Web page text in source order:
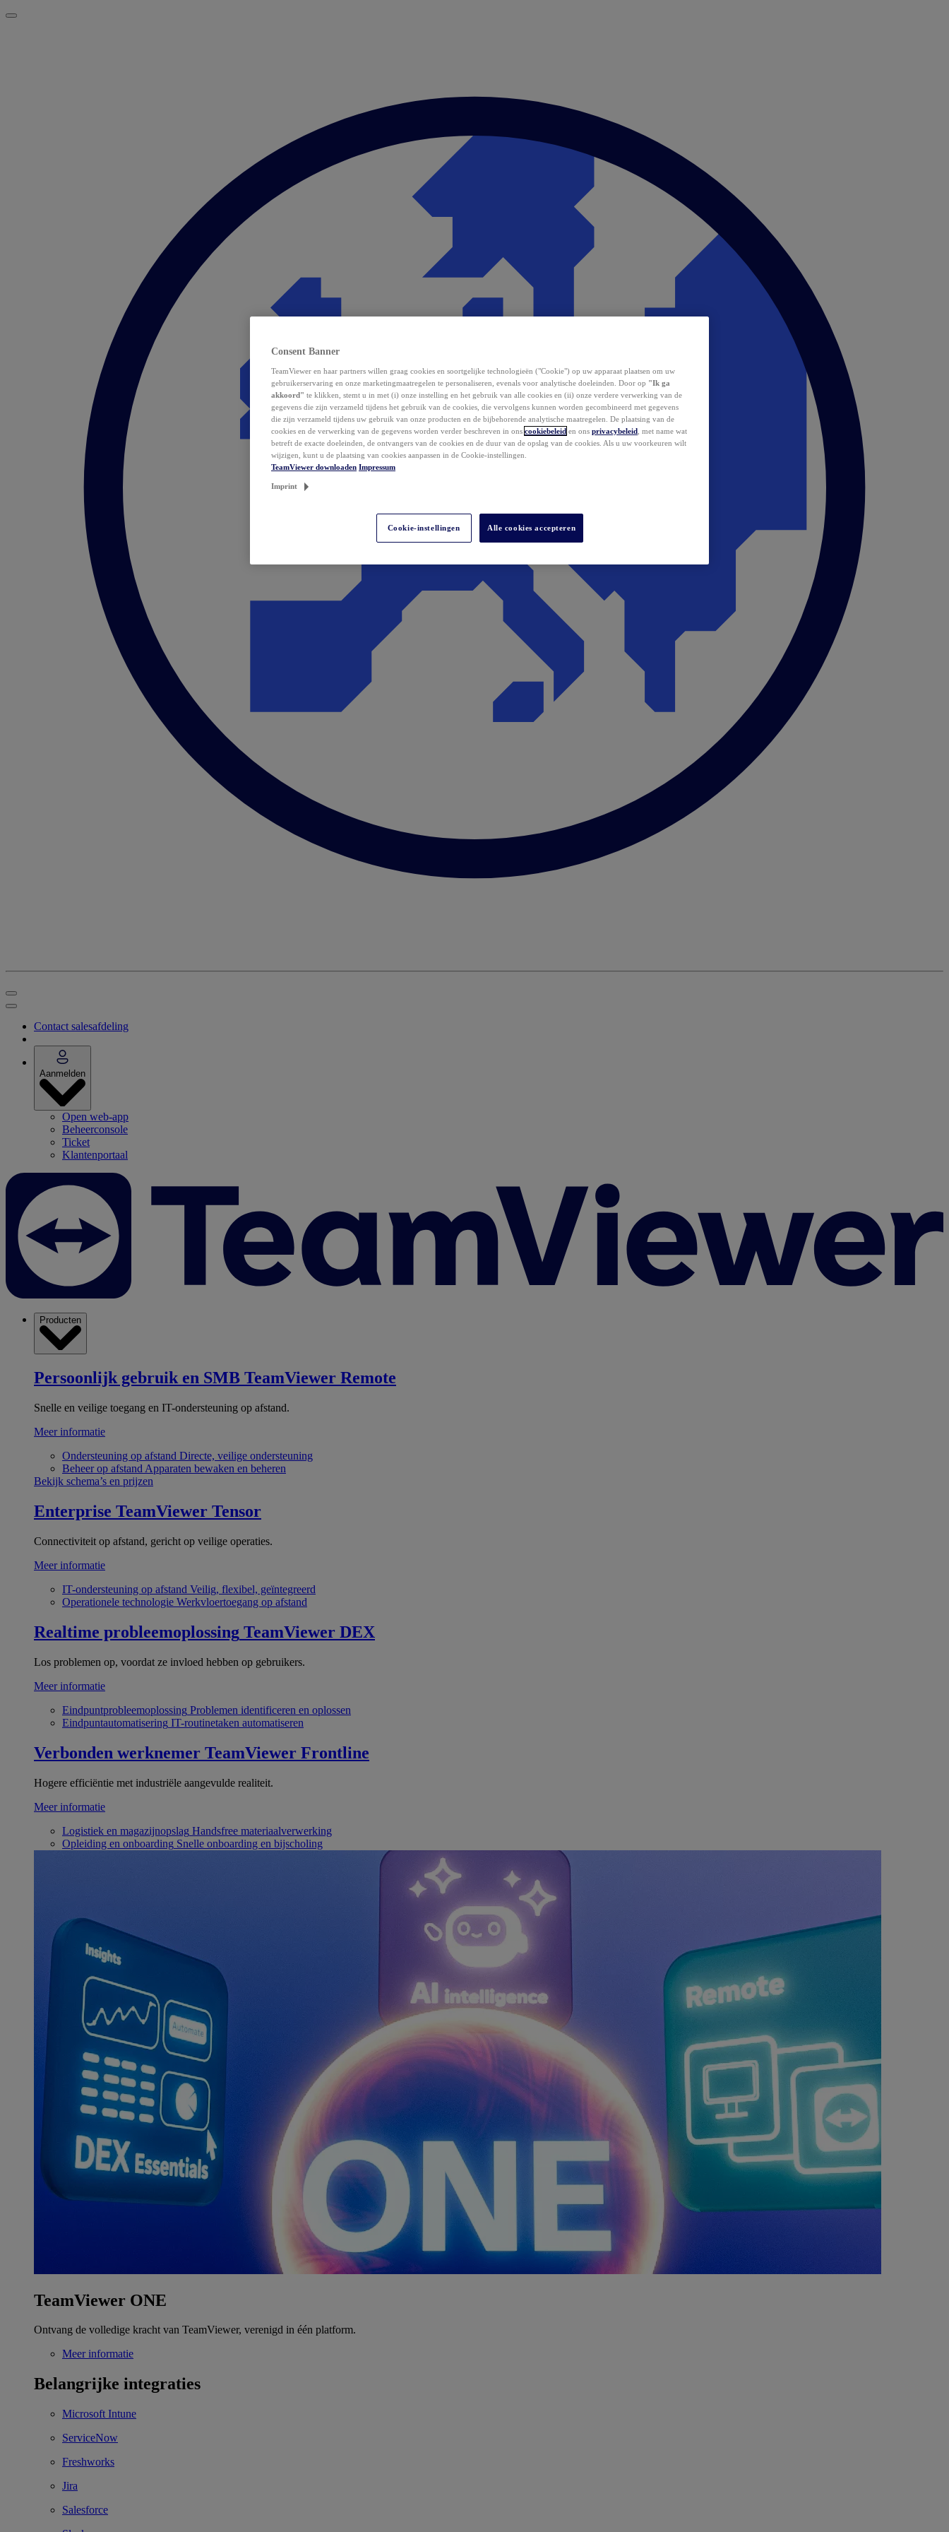
Contact salesafdeling
Aanmelden
Open web-app
Beheerconsole
Ticket
Klantenportaal
Producten
Persoonlijk gebruik en SMB TeamViewer Remote
Snelle en veilige toegang en IT-ondersteuning op afstand.
Meer informatie
Ondersteuning op afstand Directe, veilige ondersteuning
Beheer op afstand Apparaten bewaken en beheren
Bekijk schema’s en prijzen
Enterprise TeamViewer Tensor
Connectiviteit op afstand, gericht op veilige operaties.
Meer informatie
IT-ondersteuning op afstand Veilig, flexibel, geïntegreerd
Operationele technologie Werkvloertoegang op afstand
Realtime probleemoplossing TeamViewer DEX
Los problemen op, voordat ze invloed hebben op gebruikers.
Meer informatie
Eindpuntprobleemoplossing Problemen identificeren en oplossen
Eindpuntautomatisering IT-routinetaken automatiseren
Verbonden werknemer TeamViewer Frontline
Hogere efficiëntie met industriële aangevulde realiteit.
Meer informatie
Logistiek en magazijnopslag Handsfree materiaalverwerking
Opleiding en onboarding Snelle onboarding en bijscholing
TeamViewer ONE
Ontvang de volledige kracht van TeamViewer, verenigd in één platform.
Meer informatie
Belangrijke integraties
Microsoft Intune
ServiceNow
Freshworks
Jira
Salesforce
Consent Banner
TeamViewer en haar partners willen graag cookies en soortgelijke technologieën ("Cookie") op uw apparaat plaatsen om uw
gebruikerservaring en onze marketingmaatregelen te personaliseren, evenals voor analytische doeleinden. Door op "Ik ga
akkoord" te klikken, stemt u in met (i) onze instelling en het gebruik van alle cookies en (ii) onze verdere verwerking van de
gegevens die zijn verzameld tijdens het gebruik van de cookies, die vervolgens kunnen worden gecombineerd met gegevens
die zijn verzameld tijdens uw gebruik van onze producten en de bijbehorende analytische maatregelen. De plaatsing van de
cookies en de verwerking van de gegevens worden verder beschreven in ons cookiebeleid en ons privacybeleid , met name wat
betreft de exacte doeleinden, de ontvangers van de cookies en de duur van de opslag van de cookies. Als u uw voorkeuren wilt
wijzigen, kunt u de plaatsing van cookies aanpassen in de Cookie-instellingen.
TeamViewer downloaden Impressum
Imprint
Cookie-instellingen Alle cookies accepteren